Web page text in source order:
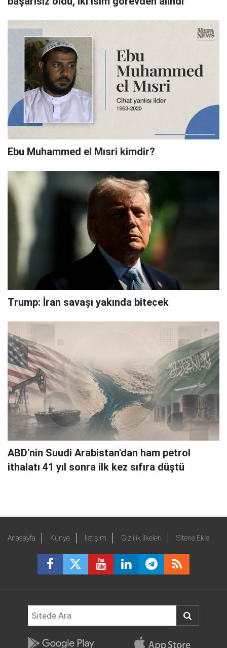
Ebu Muhammed el Mısri kimdir?
Trump: İran savaşı yakında bitecek
ABD'nin Suudi Arabistan'dan ham petrol
ithalatı 41 yıl sonra ilk kez sıfıra düştü
Anasayfa Künye İletişim Gizlilik İlkeleri Sitene Ekle